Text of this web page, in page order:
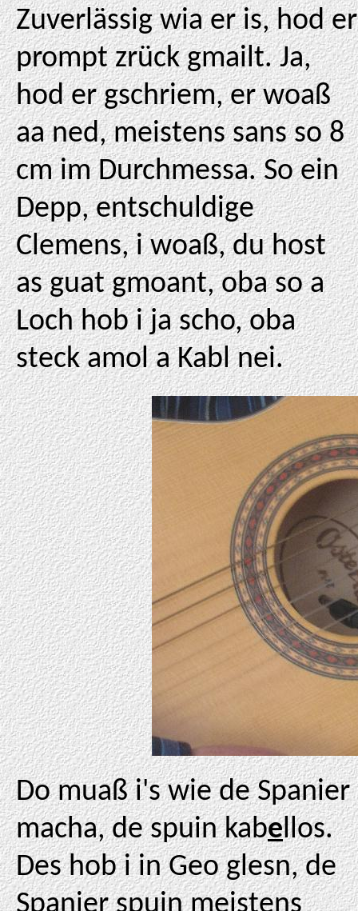
Zuverlässig wia er is, hod er
prompt zrück gmailt. Ja,
hod er gschriem, er woaß
aa ned, meistens sans so 8
cm im Durchmessa. So ein
Depp, entschuldige
Clemens, i woaß, du host
as guat gmoant, oba so a
Loch hob i ja scho, oba
steck amol a Kabl nei.
Do muaß i's wie de Spanier
macha, de spuin kabellos.
Des hob i in Geo glesn, de